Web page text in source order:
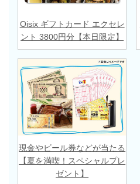
Oisix ギフトカード エクセレ
ント 3800円分【本日限定】
現金やビール券などが当たる
【夏を満喫！スペシャルプレ
ゼント】